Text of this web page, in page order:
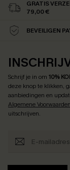
GRATIS
79,00 €
BEVEILIGEN
Schrijf je in om 10%
deze knop te klikken,
aanbiedingen en
Algemene Voorwaarden
uitschrijven.